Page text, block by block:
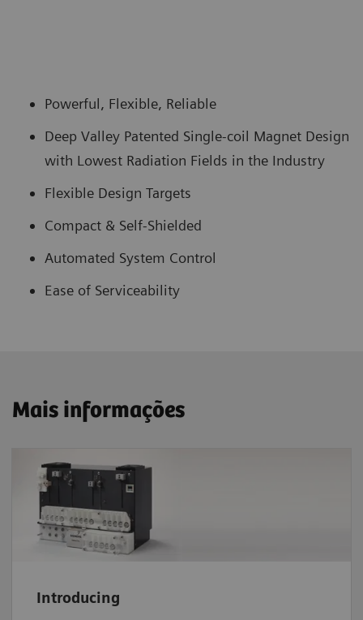
Powerful, Flexible, Reliable
Deep Valley Patented Single-coil Magnet Design
with Lowest Radiation Fields in the Industry
Flexible Design Targets
Compact & Self-Shielded
Automated System Control
Ease of Serviceability
Mais informações
Introducing